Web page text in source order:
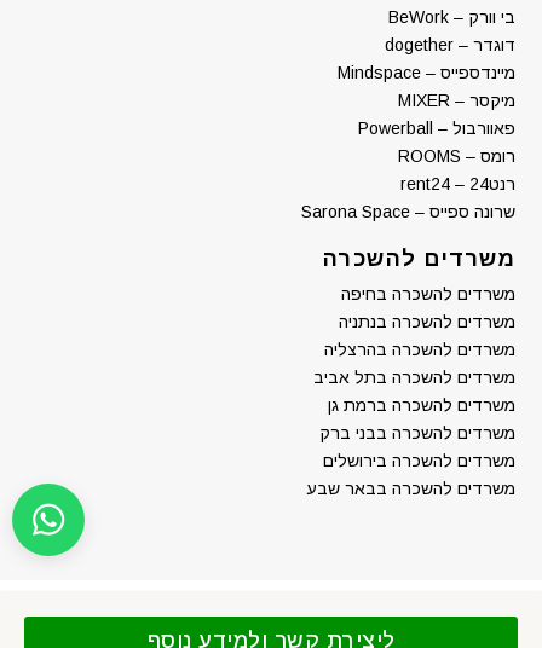
בי וורק – BeWork
דוגדר – dogether
מיינדספייס – Mindspace
מיקסר – MIXER
פאוורבול – Powerball
רומס – ROOMS
רנט24 – rent24
שרונה ספייס – Sarona Space
משרדים להשכרה
משרדים להשכרה בחיפה
משרדים להשכרה בנתניה
משרדים להשכרה בהרצליה
משרדים להשכרה בתל אביב
משרדים להשכרה ברמת גן
משרדים להשכרה בבני ברק
משרדים להשכרה בירושלים
משרדים להשכרה בבאר שבע
ליצירת קשר ולמידע נוסף